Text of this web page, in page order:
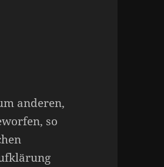
anderen,
so